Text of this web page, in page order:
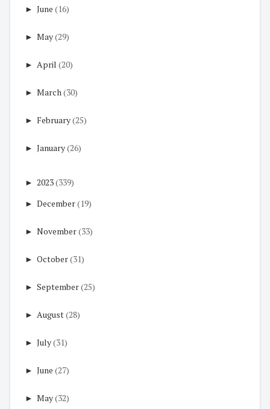
► June (16)
► May(29)
► April (20)
► March(30)
► February(25)
► January(26)
► 2023(339)
► December(19)
► November(33)
► October(31)
► September(25)
► August(28)
► July(31)
► June (27)
► May(32)